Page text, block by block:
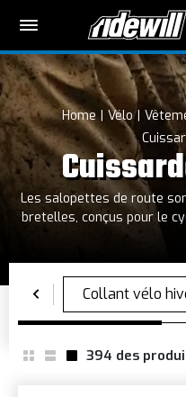
Home Vélo
Les salopettes de route
bretelles, conçus pour le
ajustement parfait, un
matériaux respirants,
réduisent les
394 des